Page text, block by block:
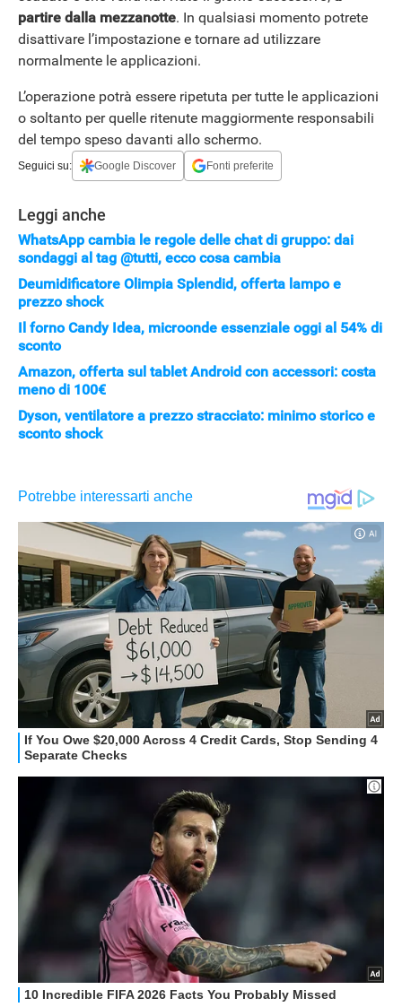
APPLE
partire dalla mezzanotte. In qualsiasi momento potrete
disattivare l’impostazione e tornare ad utilizzare
normalmente le applicazioni.
L’operazione potrà essere ripetuta per tutte le applicazioni
o soltanto per quelle ritenute maggiormente responsabili
del tempo speso davanti allo schermo.
Seguici su: Google Discover Fonti preferite
Leggi anche
WhatsApp cambia le regole delle chat di gruppo: dai
sondaggi al tag @tutti, ecco cosa cambia
Deumidificatore Olimpia Splendid, offerta lampo e
prezzo shock
Il forno Candy Idea, microonde essenziale oggi al 54% di
sconto
Amazon, offerta sul tablet Android con accessori: costa
meno di 100€
Dyson, ventilatore a prezzo stracciato: minimo storico e
sconto shock